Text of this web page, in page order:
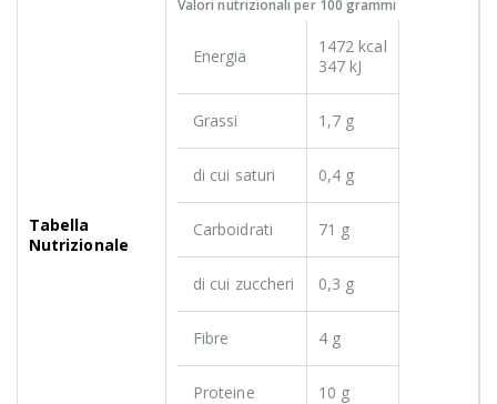
Tabella
Nutrizionale
Valori nutrizionali per 100 grammi
Energia
1472 kcal
347 kJ
Grassi 1,7 g
di cui saturi 0,4 g
Carboidrati 71 g
di cui zuccheri 0,3 g
Fibre 4 g
Proteine 10 g